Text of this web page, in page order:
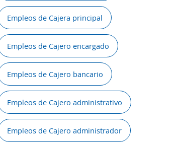
Empleos de Cajera principal
Empleos de Cajero encargado
Empleos de Cajero bancario
Empleos de Cajero administrativo
Empleos de Cajero administrador